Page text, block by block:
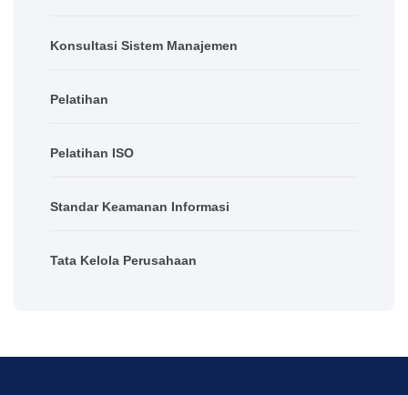
Konsultasi Sistem Manajemen
Pelatihan
Pelatihan ISO
Standar Keamanan Informasi
Tata Kelola Perusahaan